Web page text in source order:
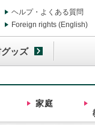
ヘルプ・よくある質問
Foreign rights (English)
ッズ
家庭